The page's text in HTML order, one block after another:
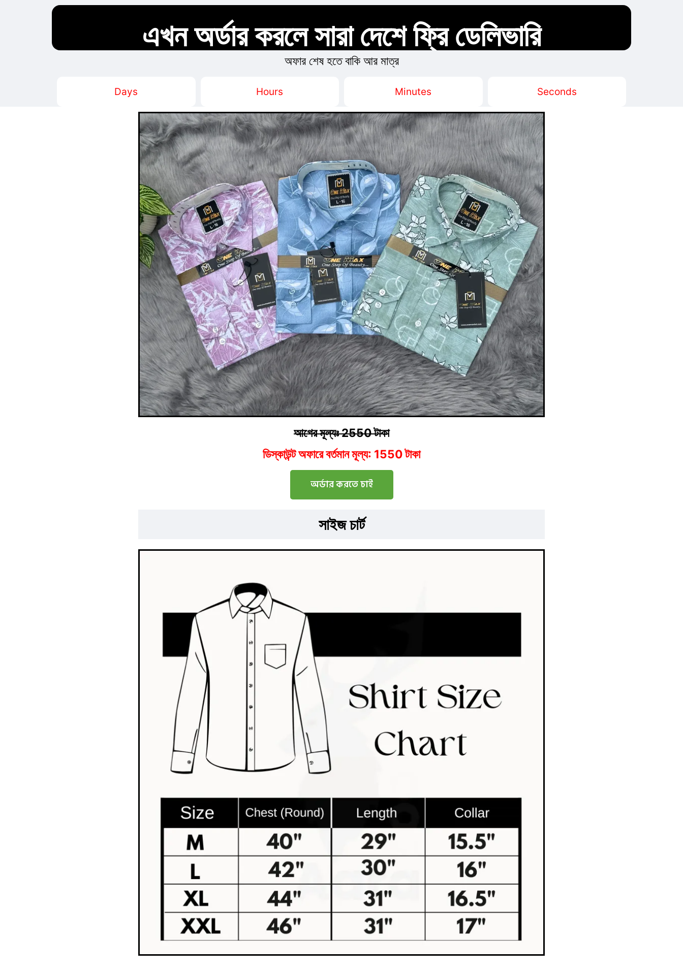
এখন অর্ডার করলে সারা দেশে ফ্রি ডেলিভারি
অফার শেষ হতে বাকি আর মাত্র
Days Hours Minutes Seconds
আগের মূল্যঃ 2550 টাকা
ডিস্কাউন্ট অফারে বর্তমান মূল্য: 1550 টাকা
অর্ডার করতে চাই
সাইজ চার্ট